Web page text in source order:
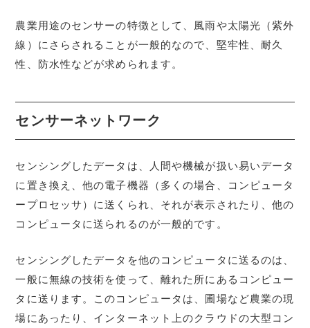
農業用途のセンサーの特徴として、風雨や太陽光（紫外
線）にさらされることが一般的なので、堅牢性、耐久
性、防水性などが求められます。
センサーネットワーク
センシングしたデータは、人間や機械が扱い易いデータ
に置き換え、他の電子機器（多くの場合、コンピュータ
ープロセッサ）に送くられ、それが表示されたり、他の
コンピュータに送られるのが一般的です。
センシングしたデータを他のコンピュータに送るのは、
一般に無線の技術を使って、離れた所にあるコンピュー
タに送ります。このコンピュータは、圃場など農業の現
場にあったり、インターネット上のクラウドの大型コン